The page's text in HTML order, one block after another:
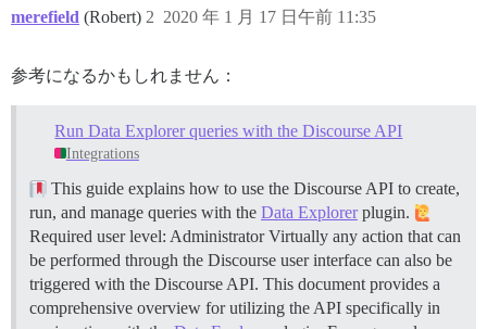
merefield (Robert) 2020 年 1 月 17 日午前 11:35
2
参考になるかもしれません：
Run Data Explorer queries with the Discourse API
Integrations
This guide explains how to use the Discourse API to create,
run, and manage queries with the Data Explorerplugin.
Required user level: Administrator Virtually any action that can
be performed through the Discourse user interface can also be
triggered with the Discourse API. This document provides a
comprehensive overview for utilizing the API specifically in